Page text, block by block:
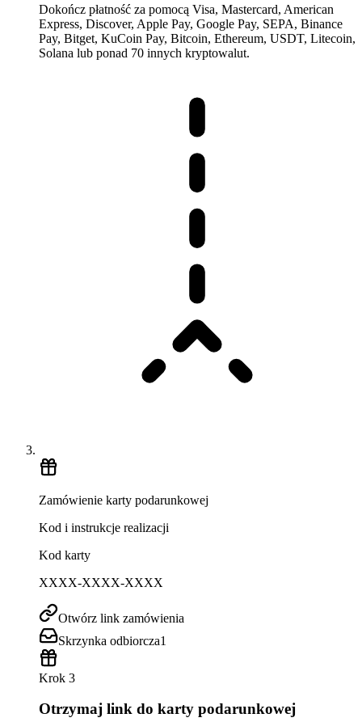
Dokończ płatność za pomocą Visa, Mastercard, American
Express, Discover, Apple Pay, Google Pay, SEPA, Binance
Pay, Bitget, KuCoin Pay, Bitcoin, Ethereum, USDT, Litecoin,
Solana lub ponad 70 innych kryptowalut.
Zamówienie karty podarunkowej
Kod i instrukcje realizacji
Kod karty
XXXX-XXXX-XXXX
Otwórz link zamówienia
Skrzynka odbiorcza1
Krok 3
Otrzymaj link do karty podarunkowej